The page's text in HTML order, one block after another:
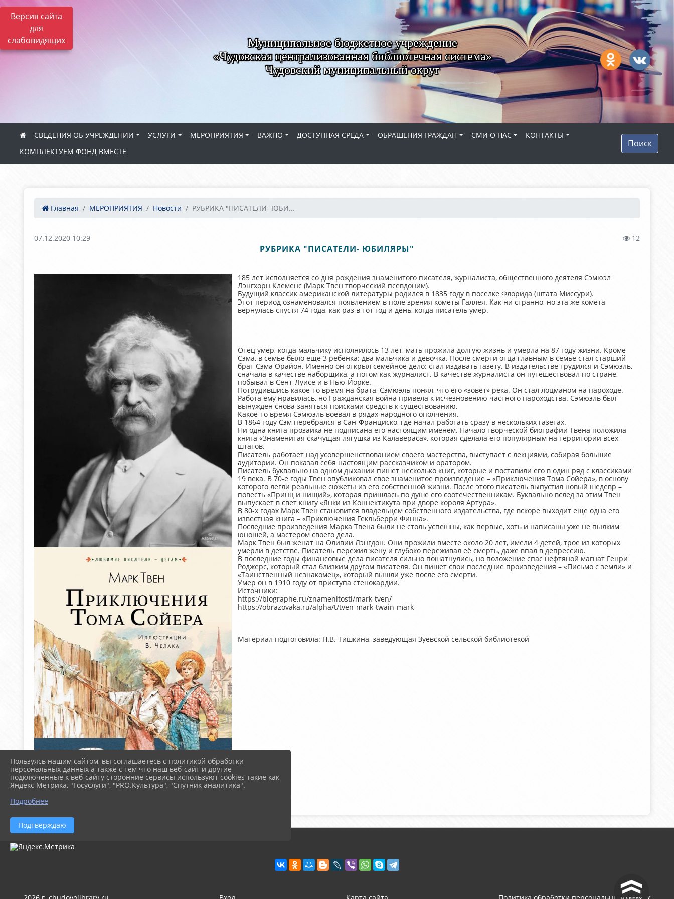
Версия сайта
для
слабовидящих
Муниципальное бюджетное учреждение
«Чудовская централизованная библиотечная система»
Чудовский муниципальный округ
СВЕДЕНИЯ ОБ УЧРЕЖДЕНИИ УСЛУГИ МЕРОПРИЯТИЯ ВАЖНО ДОСТУПНАЯ СРЕДА ОБРАЩЕНИЯ ГРАЖДАН СМИ О НАС
КОНТАКТЫ
КОМПЛЕКТУЕМ ФОНД ВМЕСТЕ
Поиск
Главная МЕРОПРИЯТИЯ Новости РУБРИКА "ПИСАТЕЛИ- ЮБИ...
07.12.2020 10:29 12
РУБРИКА "ПИСАТЕЛИ- ЮБИЛЯРЫ"
185 лет исполняется со дня рождения знаменитого писателя, журналиста, общественного деятеля Сэмюэл
Лэнгхорн Клеменс (Марк Твен творческий псевдоним).
Будущий классик американской литературы родился в 1835 году в поселке Флорида (штата Миссури).
Этот период ознаменовался появлением в поле зрения кометы Галлея. Как ни странно, но эта же комета
вернулась спустя 74 года, как раз в тот год и день, когда писатель умер.
Отец умер, когда мальчику исполнилось 13 лет, мать прожила долгую жизнь и умерла на 87 году жизни. Кроме
Сэма, в семье было еще 3 ребенка: два мальчика и девочка. После смерти отца главным в семье стал старший
брат Сэма Орайон. Именно он открыл семейное дело: стал издавать газету. В издательстве трудился и Сэмюэль,
сначала в качестве наборщика, а потом как журналист. В качестве журналиста он путешествовал по стране,
побывал в Сент-Луисе и в Нью-Йорке.
Потрудившись какое-то время на брата, Сэмюэль понял, что его «зовет» река. Он стал лоцманом на пароходе.
Работа ему нравилась, но Гражданская война привела к исчезновению частного пароходства. Сэмюэль был
вынужден снова заняться поисками средств к существованию.
Какое-то время Сэмюэль воевал в рядах народного ополчения.
В 1864 году Сэм перебрался в Сан-Франциско, где начал работать сразу в нескольких газетах.
Ни одна книга прозаика не подписана его настоящим именем. Начало творческой биографии Твена положила
книга «Знаменитая скачущая лягушка из Калавераса», которая сделала его популярным на территории всех
штатов.
Писатель работает над усовершенствованием своего мастерства, выступает с лекциями, собирая большие
аудитории. Он показал себя настоящим рассказчиком и оратором.
Писатель буквально на одном дыхании пишет несколько книг, которые и поставили его в один ряд с классиками
19 века. В 70-е годы Твен опубликовал свое знаменитое произведение – «Приключения Тома Сойера», в основу
которого легли реальные сюжеты из его собственной жизни. После этого писатель выпустил новый шедевр –
повесть «Принц и нищий», которая пришлась по душе его соотечественникам. Буквально вслед за этим Твен
выпускает в свет книгу «Янки из Коннектикута при дворе короля Артура».
В 80-х годах Марк Твен становится владельцем собственного издательства, где вскоре выходит еще одна его
известная книга – «Приключения Гекльберри Финна».
Последние произведения Марка Твена были не столь успешны, как первые, хоть и написаны уже не пылким
юношей, а мастером своего дела.
Марк Твен был женат на Оливии Лэнгдон. Они прожили вместе около 20 лет, имели 4 детей, трое из которых
умерли в детстве. Писатель пережил жену и глубоко переживал её смерть, даже впал в депрессию.
В последние годы финансовые дела писателя сильно пошатнулись, но положение спас нефтяной магнат Генри
Роджерс, который стал близким другом писателя. Он пишет свои последние произведения – «Письмо с земли» и
«Таинственный незнакомец», который вышли уже после его смерти.
Умер он в 1910 году от приступа стенокардии.
Источники:
https://biographe.ru/znamenitosti/mark-tven/
https://obrazovaka.ru/alpha/t/tven-mark-twain-mark
Материал подготовила: Н.В. Тишкина, заведующая Зуевской сельской библиотекой
^
Пользуясь нашим сайтом, вы соглашаетесь с политикой обработки
персональных данных а также с тем что наш веб-сайт и другие
подключенные к веб-сайту сторонние сервисы используют cookies такие как
Яндекс Метрика, "Госуслуги", "PRO.Культура", "Спутник аналитика".
Подробнее
Подтверждаю